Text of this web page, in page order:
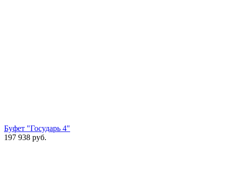
Буфет "Государь 4"
197 938 руб.